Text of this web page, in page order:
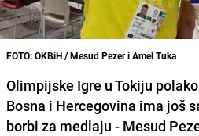
FOTO: OKBiH / Mesud Pezer i Amel Tuka
Olimpijske Igre u Tokiju
Bosna i Hercegovina ima još
borbi za medlaju - Mesud